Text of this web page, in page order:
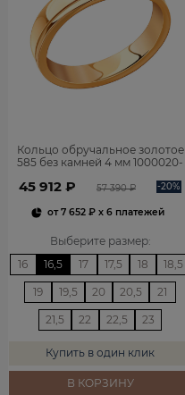
Кольцо обручальное золотое
585 без камней 4 мм 1000020-
45 912 ₽ 57 390 ₽ -20%
от7 652 ₽x 6 платежей
Выберите размер:
16
16,5 17 17,5 18 18,5
19 19,5 20 20,5 21
21,5 22 22,5 23
Купить в один клик
В КОРЗИНУ